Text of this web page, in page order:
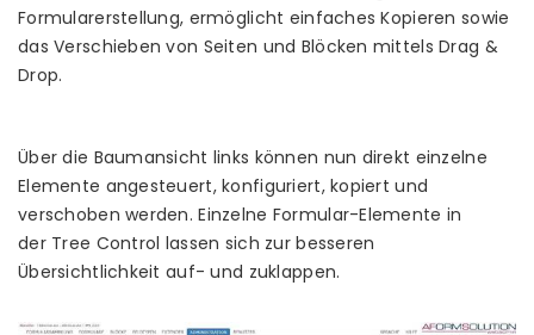
Formularerstellung, ermöglicht einfaches Kopieren sowie
das Verschieben von Seiten und Blöcken mittels Drag &
Drop.
Über die Baumansicht links können nun direkt einzelne
Elemente angesteuert, konfiguriert, kopiert und
verschoben werden. Einzelne Formular-Elemente in
der Tree Control lassen sich zur besseren
Übersichtlichkeit auf- und zuklappen.